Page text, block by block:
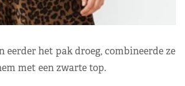
eerder het pak droeg, combineerde ze
met een zwarte top.